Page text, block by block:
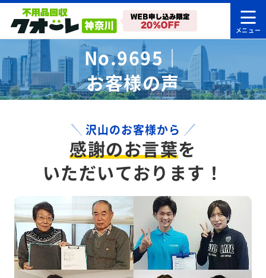
No.9695｜
お客様の声
沢山のお客様から
感謝のお言葉を
いただいております！